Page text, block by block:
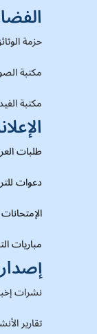
حزمة
مكتبة
مكتبة
طلبات
دعوات
مباريات
نشرات
تقارير